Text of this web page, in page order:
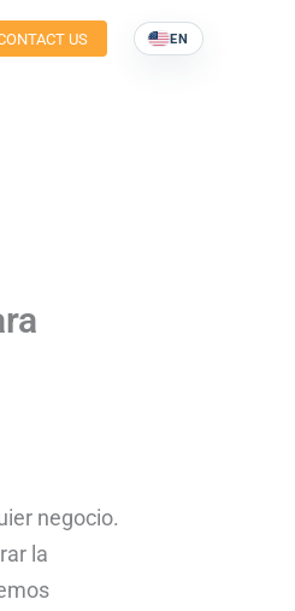
US EN
negocio.
la